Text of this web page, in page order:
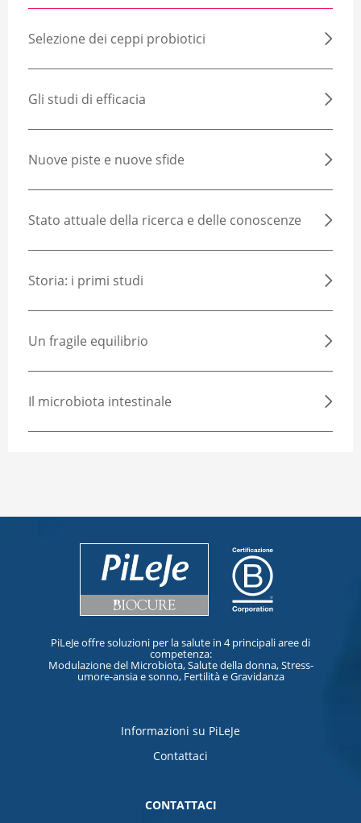
Selezione dei ceppi probiotici
Gli studi di efficacia
Nuove piste e nuove sfide
Stato attuale della ricerca e delle conoscenze
Storia: i primi studi
Un fragile equilibrio
Il microbiota intestinale
PiLeJe offre soluzioni per la salute in 4 principali aree di
competenza:
Modulazione del Microbiota, Salute della donna, Stress-
umore-ansia e sonno, Fertilità e Gravidanza
Informazioni su PiLeJe
Contattaci
CONTATTACI